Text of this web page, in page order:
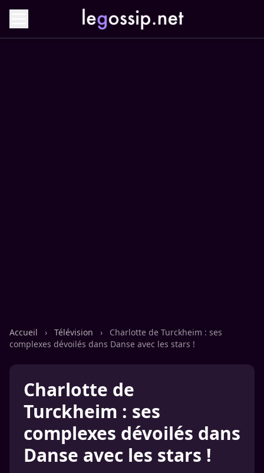
Accueil › Télévision ›
Charlotte de Turckheim : ses
complexes dévoilés dans Danse avec les stars !
Charlotte de
Turckheim : ses
complexes dévoilés dans
Danse avec les stars !